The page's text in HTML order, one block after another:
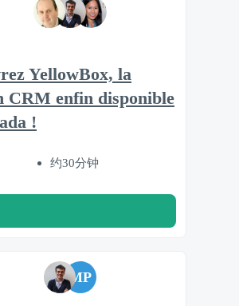
YellowBox, la
CRM enfin disponible
!
约30分钟
MP